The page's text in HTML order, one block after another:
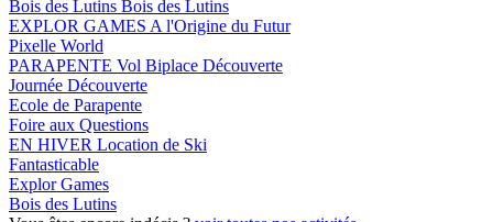
Bois des Lutins Bois des Lutins
EXPLOR GAMES A l'Origine du Futur
Pixelle World
PARAPENTE Vol Biplace Découverte
Journée Découverte
Ecole de Parapente
Foire aux Questions
EN HIVER Location de Ski
Fantasticable
Explor Games
Bois des Lutins